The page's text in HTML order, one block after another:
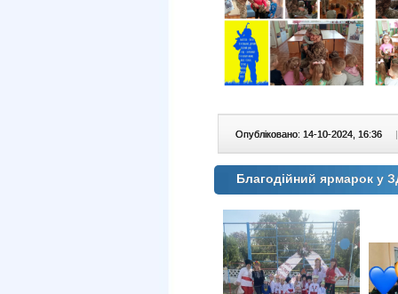
Опубліковано: 14-10-2024, 16:36 |
Благодійний ярмарок у